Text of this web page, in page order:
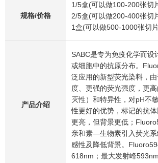
规格/价格
1/5盒(可以做100-200张切
2/5盒(可以做200-400张切
1盒(可以做500-1000张切
产品介绍
SABC是专为免疫化学而设
或细胞中的抗原分布。
泛应用的新型荧光染料，
度、更强的荧光强度，更
灭性）和特异性，对pH不
性更好的优势，标记的抗
更亮，但背景更低；
亲和素—生物素引入荧光
感性及降低背景。
618nm；最大发射峰593nm